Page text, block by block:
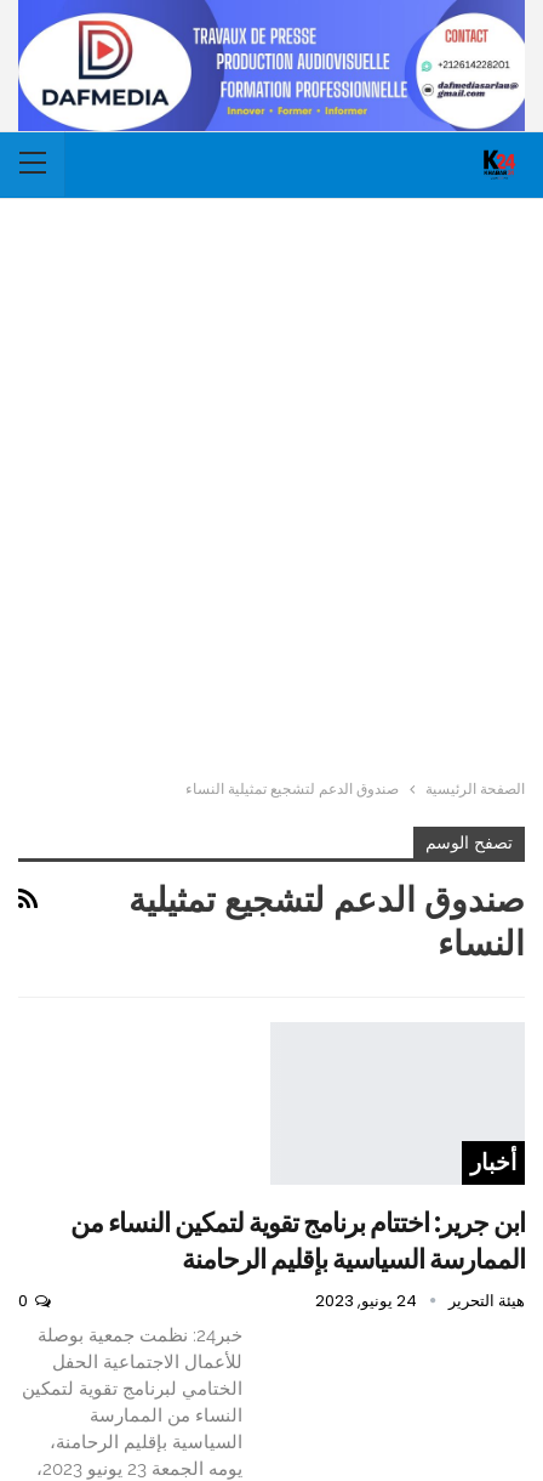
الصفحة الرئيسية صندوق الدعم لتشجيع تمثيلية النساء
تصفح الوسم
صندوق الدعم لتشجيع تمثيلية
النساء
أخبار
ابن جرير: اختتام برنامج تقوية لتمكين النساء من
الممارسة السياسية بإقليم الرحامنة
هيئة التحرير 24 يونيو, 2023
خبر24: نظمت جمعية بوصلة
للأعمال الاجتماعية الحفل
الختامي لبرنامج تقوية لتمكين
النساء من الممارسة
السياسية بإقليم الرحامنة،
يومه الجمعة 23 يونيو 2023،